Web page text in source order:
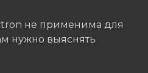
не применима для
нужно выяснять